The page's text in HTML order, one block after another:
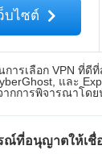
บไซต์
การเลือก VPN
และ
กการพิจารณาโดย
ณ์ที่อนุญาตให้เชื่